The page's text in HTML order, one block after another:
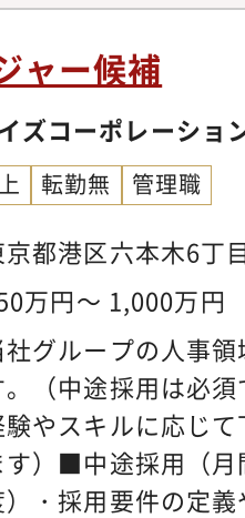
ャー候補
ズコーポレーショ
転勤無 管理職
京都港区六本木6丁
タワー34階850万円～ 1,000万円
社グループの人事
。（中途採用は必
験やスキルに応じ
す）■中途採用（
）・採用要件の定